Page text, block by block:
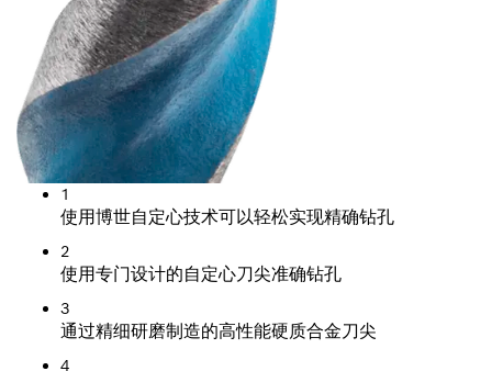
1
使用博世自定心技术可以轻松实现精确钻孔
2
使用专门设计的自定心刀尖准确钻孔
3
通过精细研磨制造的高性能硬质合金刀尖
4